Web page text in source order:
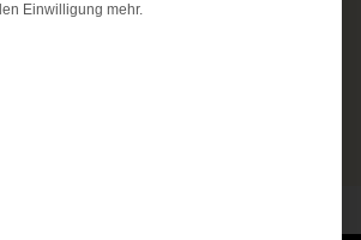
Einwilligung mehr.